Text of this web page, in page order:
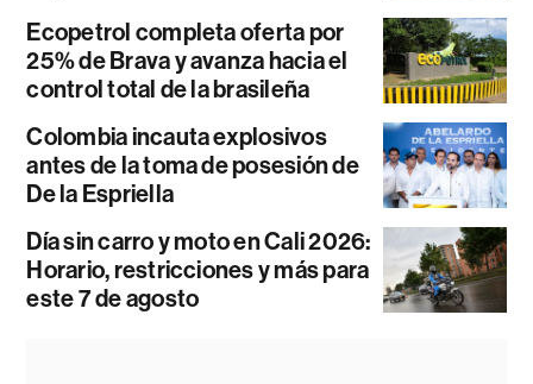
Ecopetrol completa oferta por
25% de Brava y avanza hacia el
control total de la brasileña
Colombia incauta explosivos
antes de la toma de posesión de
De la Espriella
Día sin carro y moto en Cali 2026:
Horario, restricciones y más para
este 7 de agosto